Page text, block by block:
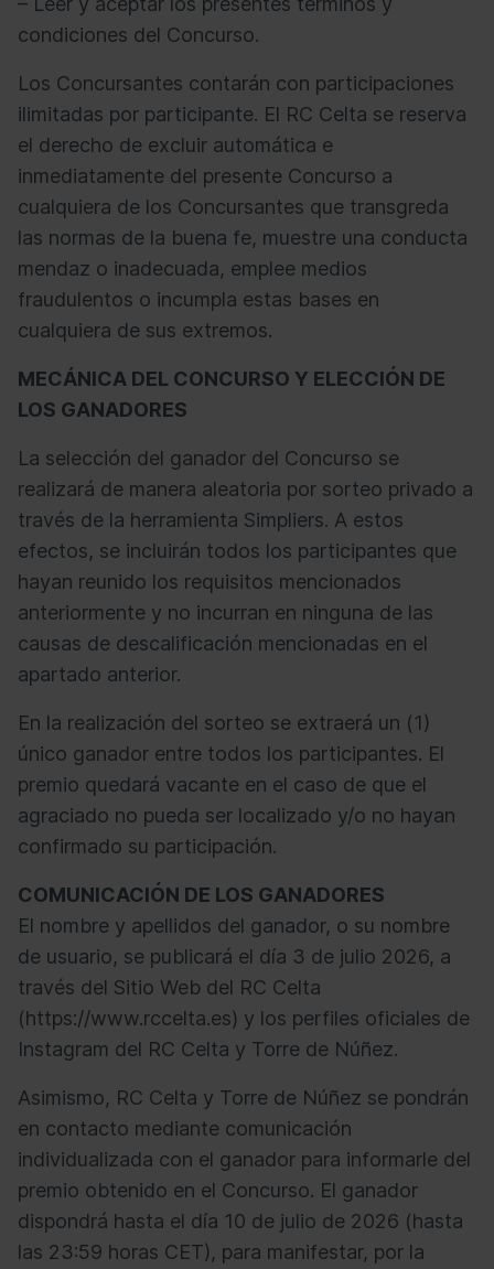
condiciones del Concurso.
Los Concursantes contarán con participaciones
ilimitadas por participante. El RC Celta se reserva
el derecho de excluir automática e
inmediatamente del presente Concurso a
cualquiera de los Concursantes que transgreda
las normas de la buena fe, muestre una conducta
mendaz o inadecuada, emplee medios
fraudulentos o incumpla estas bases en
cualquiera de sus extremos.
MECÁNICA DEL CONCURSO Y ELECCIÓN DE
LOS GANADORES
La selección del ganador del Concurso se
realizará de manera aleatoria por sorteo privado a
través de la herramienta Simpliers. A estos
efectos, se incluirán todos los participantes que
hayan reunido los requisitos mencionados
anteriormente y no incurran en ninguna de las
causas de descalificación mencionadas en el
apartado anterior.
En la realización del sorteo se extraerá un (1)
único ganador entre todos los participantes. El
premio quedará vacante en el caso de que el
agraciado no pueda ser localizado y/o no hayan
confirmado su participación.
COMUNICACIÓN DE LOS GANADORES
El nombre y apellidos del ganador, o su nombre
de usuario, se publicará el día 3 de julio 2026, a
través del Sitio Web del RC Celta
(https://www.rccelta.es) y los perfiles oficiales de
Instagram del RC Celta y Torre de Núñez.
Asimismo, RC Celta y Torre de Núñez se pondrán
en contacto mediante comunicación
individualizada con el ganador para informarle del
premio obtenido en el Concurso. El ganador
dispondrá hasta el día 10 de julio de 2026 (hasta
las 23:59 horas CET), para manifestar, por la